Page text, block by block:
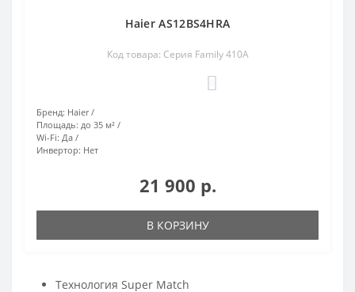
Haier AS12BS4HRA
Код товара: Серия Family 410A
Бренд: Haier
Площадь: до 35 м²
Wi-Fi: Да
Инвертор: Нет
21 900 р.
В КОРЗИНУ
Технология Super Match